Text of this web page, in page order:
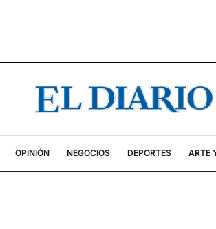
OPINIÓN NEGOCIOS DEPORTES ARTE